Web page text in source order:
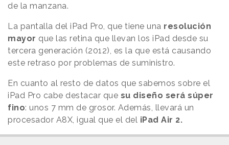
de la manzana.
La pantalla del iPad Pro, que tiene una resolución
mayor que las retina que llevan los iPad desde su
tercera generación (2012), es la que está causando
este retraso por problemas de suministro.
En cuanto al resto de datos que sabemos sobre el
iPad Pro cabe destacar que su diseño será súper
fino: unos 7 mm de grosor. Además, llevará un
procesador A8X, igual que el del iPad Air 2.